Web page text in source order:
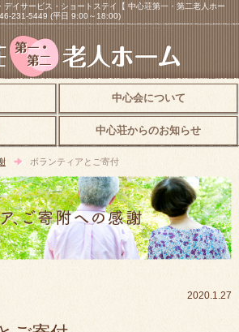
イサービス・ショートステイ【 中心荘第一・第二老人ホー
231-5449 (平日 9:00～18:00)
中心会について
中心荘からのお知らせ
ボランティアとご寄付
2020.1.27